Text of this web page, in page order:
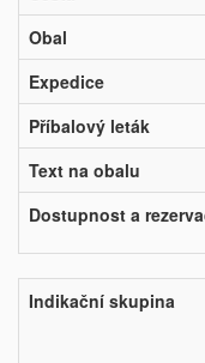
Obal
Expedice
Příbalový leták
Text na obalu
Dostupnost a
Indikační skupina